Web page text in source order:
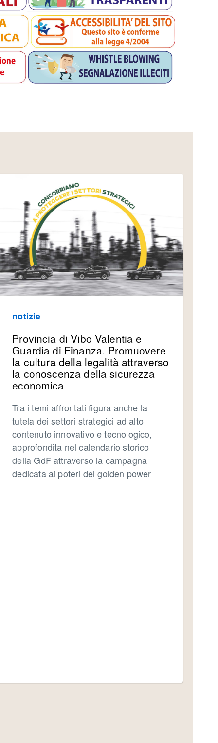
notizie
Provincia di Vibo Valentia e
Guardia di Finanza. Promuovere
la cultura della legalità attraverso
la conoscenza della sicurezza
economica
Tra i temi affrontati figura anche la
tutela dei settori strategici ad alto
contenuto innovativo e tecnologico,
approfondita nel calendario storico
della GdF attraverso la campagna
dedicata ai poteri del golden power